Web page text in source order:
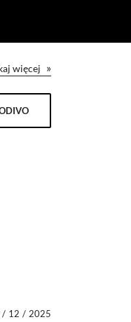
więcej »
/ 12 / 2025